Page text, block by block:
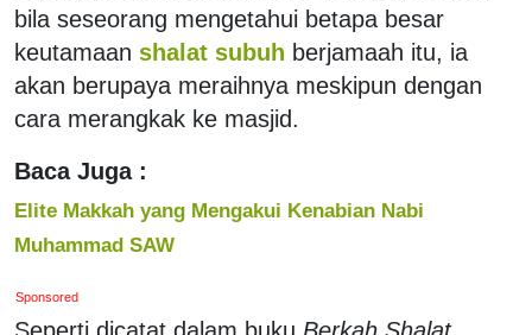
bila seseorang mengetahui betapa besar
keutamaan shalat subuh berjamaah itu, ia
akan berupaya meraihnya meskipun dengan
cara merangkak ke masjid.
Baca Juga :
Elite Makkah yang Mengakui Kenabian Nabi
Muhammad SAW
Sponsored